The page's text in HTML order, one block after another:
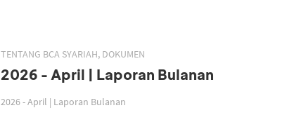
TENTANG BCA SYARIAH, DOKUMEN
2026 - April | Laporan Bulanan
2026 - April | Laporan Bulanan